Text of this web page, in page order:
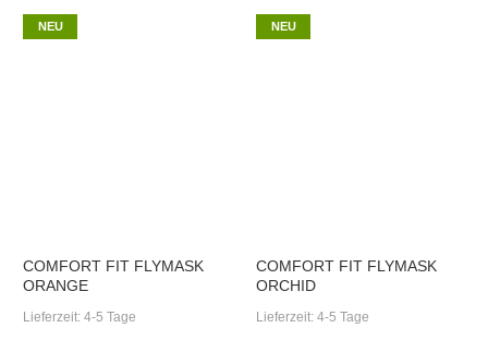
NEU
COMFORT FIT FLYMASK
ORANGE
Lieferzeit: 4-5 Tage
NEU
COMFORT FIT FLYMASK
ORCHID
Lieferzeit: 4-5 Tage